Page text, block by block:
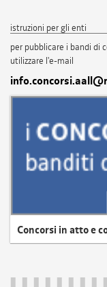
istruzioni per gli enti
per pubblicare i bandi di
utilizzare l'e-mail
Concorsi in atto e